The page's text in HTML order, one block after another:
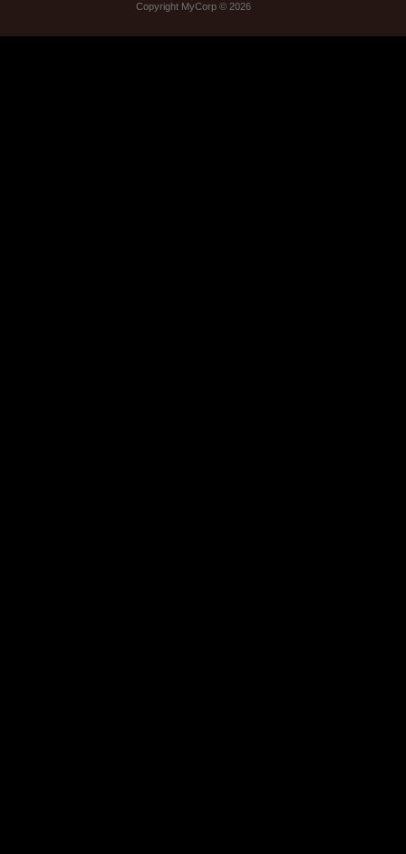
Copyright MyCorp © 2026